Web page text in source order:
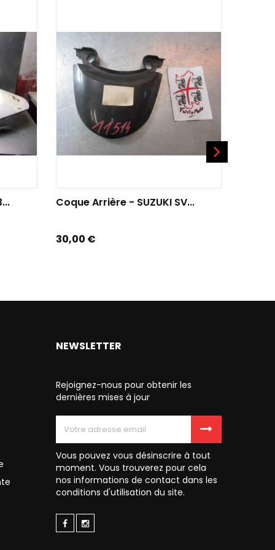
Coque Arrière - SUZUKI SV...
Prix
30,00 €
NEWSLETTER
Rejoignez-nous pour obtenir les
dernières mises à jour
Vous pouvez vous désinscrire à tout
moment. Vous trouverez pour cela
nos informations de contact dans les
conditions d'utilisation du site.